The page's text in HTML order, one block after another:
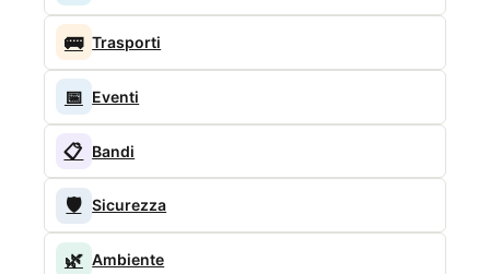
🚌 Trasporti
📅 Eventi
📋 Bandi
🛡️ Sicurezza
🌿 Ambiente